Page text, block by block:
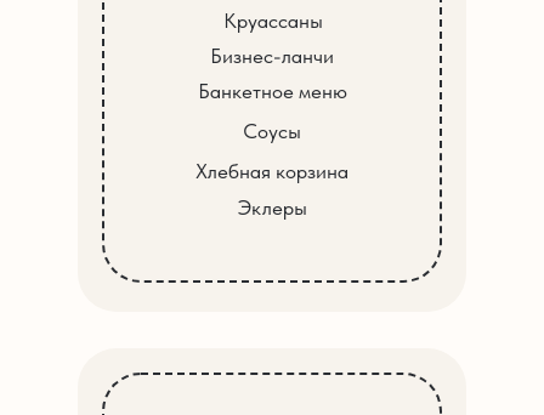
Эклеры
Круассаны
Бизнес-ланчи
Банкетное меню
Хлебная корзина
Соусы